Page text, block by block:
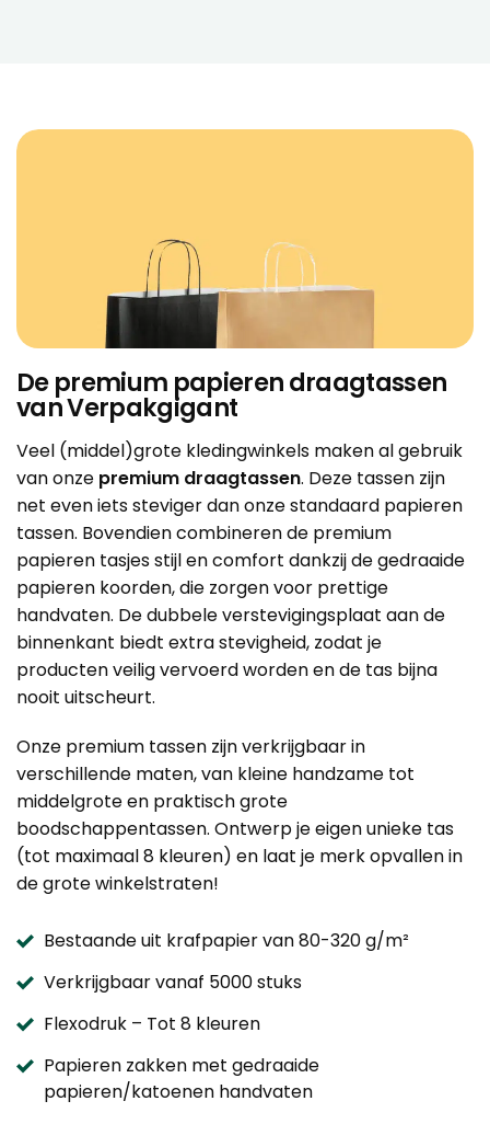
De premium papieren draagtassen
van Verpakgigant
Veel (middel)grote kledingwinkels maken al gebruik
van onze premium draagtassen. Deze tassen zijn
net even iets steviger dan onze standaard papieren
tassen. Bovendien combineren de premium
papieren tasjes stijl en comfort dankzij de gedraaide
papieren koorden, die zorgen voor prettige
handvaten. De dubbele verstevigingsplaat aan de
binnenkant biedt extra stevigheid, zodat je
producten veilig vervoerd worden en de tas bijna
nooit uitscheurt.
Onze premium tassen zijn verkrijgbaar in
verschillende maten, van kleine handzame tot
middelgrote en praktisch grote
boodschappentassen. Ontwerp je eigen unieke tas
(tot maximaal 8 kleuren) en laat je merk opvallen in
de grote winkelstraten!
Bestaande uit krafpapier van 80-320 g/m²
Verkrijgbaar vanaf 5000 stuks
Flexodruk – Tot 8 kleuren
Papieren zakken met gedraaide
papieren/katoenen handvaten